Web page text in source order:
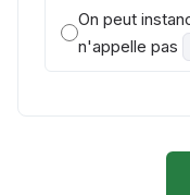
On peut
n'appelle pas